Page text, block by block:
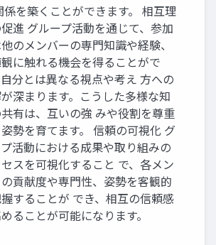
係を築くことができます。 相互理
進 グループ活動を通じて、参加
のメンバーの専門知識や経験、
に触れる機会を得ることがで
分とは異なる視点や考え 方への
深まります。こうした多様な知
共有は、互いの強 みや役割を尊重
勢を育てます。 信頼の可視化 グ
活動における成果や取り組みの
スを可視化すること で、各メン
貢献度や専門性、姿勢を客観的
することが でき、相互の信頼感
ることが可能になります。